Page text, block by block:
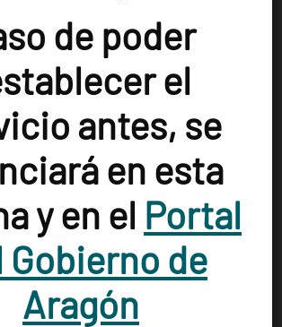
/ Textos, Antón
de poder
el
antes, se
en esta
y en el Portal
Gobierno de
Aragón